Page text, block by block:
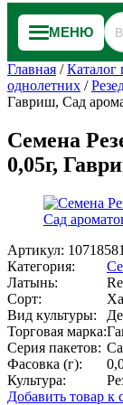
МЕНЮ
Главная /Каталог
однолетних /
Гавриш, Сад
Семена
0,05г,
Артикул:
Категория:
Латынь:
Сорт:
Вид культуры:
Торговая марка:
Серия пакетов:
Фасовка (г):
Культура:
Добавить товар к